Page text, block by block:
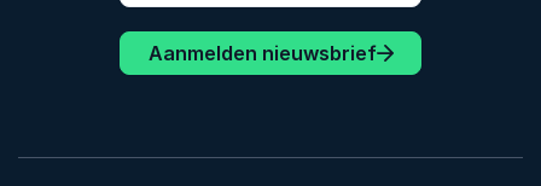
Aanmelden nieuwsbrief